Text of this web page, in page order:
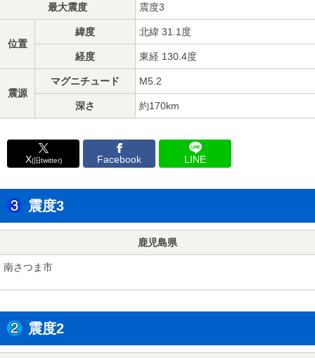
最大震度 震度3
位置
緯度 北緯 31.1度
経度 東経 130.4度
震源
マグニチュード M5.2
深さ 約170km
X(旧twitter) Facebook LINE
震度3
鹿児島県
南さつま市
震度2